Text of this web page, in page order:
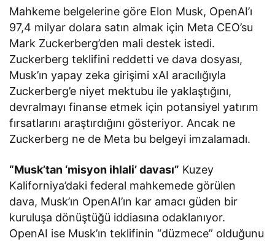
Mahkeme belgelerine göre Elon Musk, OpenAI’ı
97,4 milyar dolara satın almak için Meta CEO’su
Mark Zuckerberg’den mali destek istedi.
Zuckerberg teklifini reddetti ve dava dosyası,
Musk’ın yapay zeka girişimi xAI aracılığıyla
Zuckerberg’e niyet mektubu ile yaklaştığını,
devralmayı finanse etmek için potansiyel yatırım
fırsatlarını araştırdığını gösteriyor. Ancak ne
Zuckerberg ne de Meta bu belgeyi imzalamadı.
“Musk’tan ‘misyon ihlali’ davası” Kuzey
Kaliforniya’daki federal mahkemede görülen
dava, Musk’ın OpenAI’ın kar amacı güden bir
kuruluşa dönüştüğü iddiasına odaklanıyor.
OpenAI ise Musk’ın teklifinin “düzmece” olduğunu